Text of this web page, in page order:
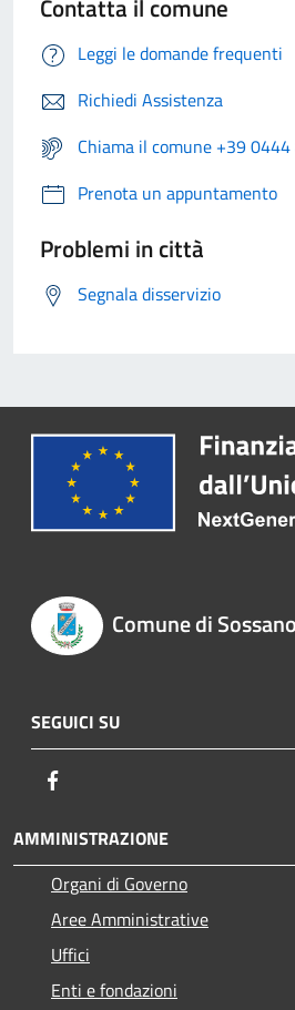
Contatta il comune
Leggi le domande frequenti
Richiedi Assistenza
Chiama il comune +39
Prenota un appuntamento
Problemi in città
Segnala disservizio
Comune di Sossano
SEGUICI SU
AMMINISTRAZIONE
Organi di Governo
Aree Amministrative
Uffici
Enti e fondazioni